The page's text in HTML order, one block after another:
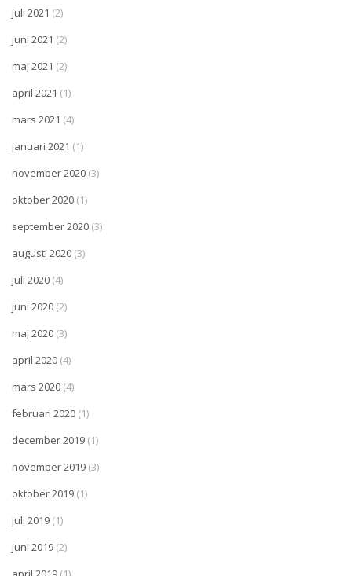
juli 2021 (2)
juni 2021 (2)
maj 2021 (2)
april 2021 (1)
mars 2021 (4)
januari 2021 (1)
november 2020 (3)
oktober 2020 (1)
september 2020 (3)
augusti 2020 (3)
juli 2020 (4)
juni 2020 (2)
maj 2020 (3)
april 2020 (4)
mars 2020 (4)
februari 2020 (1)
december 2019 (1)
november 2019 (3)
oktober 2019 (1)
juli 2019 (1)
juni 2019 (2)